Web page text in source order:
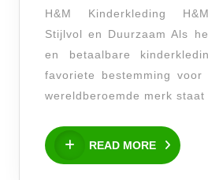
H&M Kinderkleding
Stijlvol en Duurzaam Als
en betaalbare
favoriete bestemming
wereldberoemde merk staat
READ MORE
READ
MORE